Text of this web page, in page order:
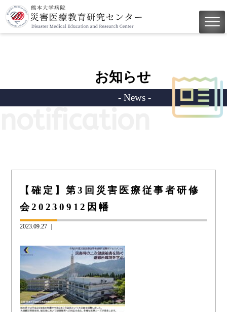
お知らせ
- News -
【確定】第3回災害医療従事者研修
会20230912因幡
2023.09.27 ｜